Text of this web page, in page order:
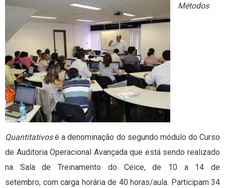
Métodos
Quantitativosé a denominação do segundo módulo do Curso
de Auditoria Operacional Avançada que está sendo realizado
na Sala de Treinamento do Ceice, de 10 a 14 de
setembro, com carga horária de 40 horas/aula. Participam 34